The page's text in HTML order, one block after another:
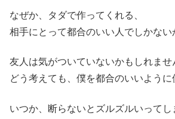
なぜか、タダで作ってくれる、
相手にとって都合のいい人でしかない
友人は気がついていないかもしれませ
どう考えても、僕を都合のいいように
いつか、断らないとズルズルいってし